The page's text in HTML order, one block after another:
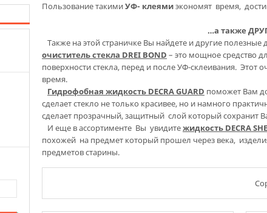
Пользование такимиУФ- клеямиэкономят время,
…а также
Также на этой страничке Вы найдете и другие
очиститель стекла DREI BOND – это мощное средство
поверхности стекла, перед и после УФ-склеивания.
время.
Гидрофобная жидкость DECRA GUARD поможет Вам
сделает стекло не только красивее, но и намного
сделает прозрачный, защитный слой который сохранит
И еще в ассортименте Вы увидитежидкость DECRA
похожей на предмет который прошел через века,
предметов старины.